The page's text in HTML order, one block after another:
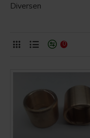
Diversen
0